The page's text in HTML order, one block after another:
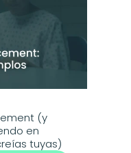
(y
en
tuyas)